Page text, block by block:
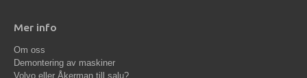
Mer info
Om oss
Demontering av maskiner
Volvo eller Åkerman till salu?